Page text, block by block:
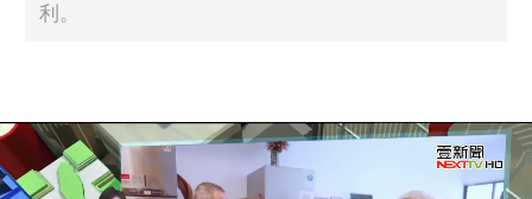
利。